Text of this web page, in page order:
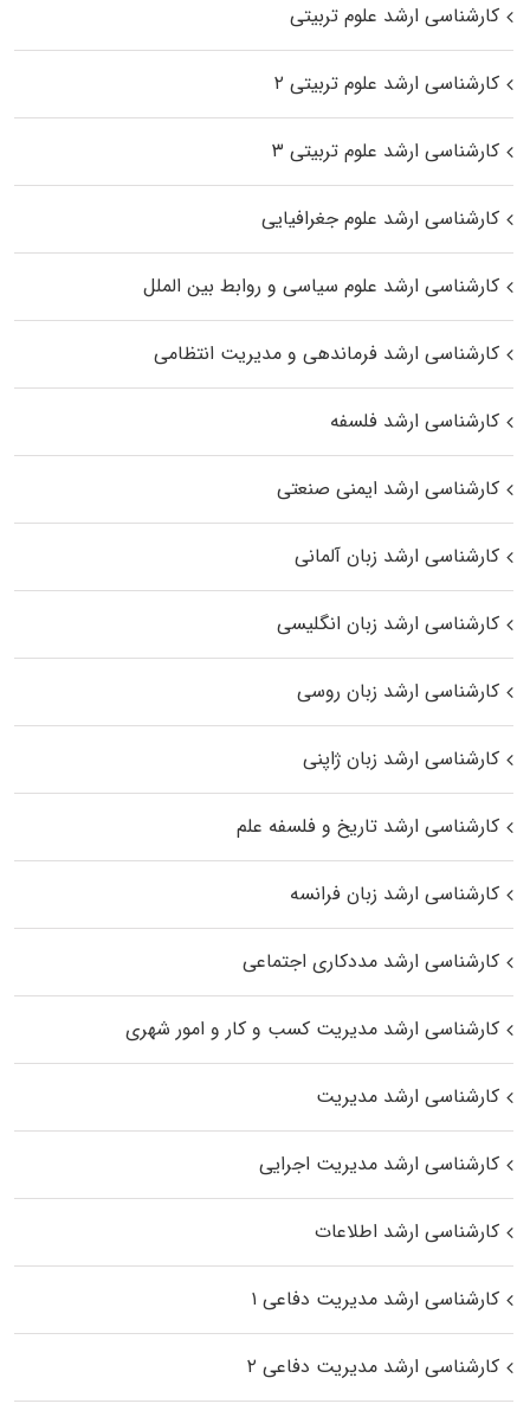
کارشناسی ارشد علوم تربیتی
کارشناسی ارشد علوم تربیتی ۲
کارشناسی ارشد علوم تربیتی ۳
کارشناسی ارشد علوم جغرافیایی
کارشناسی ارشد علوم سیاسی و روابط بین الملل
کارشناسی ارشد فرماندهی و مدیریت انتظامی
کارشناسی ارشد فلسفه
کارشناسی ارشد ایمنی صنعتی
کارشناسی ارشد زبان آلمانی
کارشناسی ارشد زبان انگلیسی
کارشناسی ارشد زبان روسی
کارشناسی ارشد زبان ژاپنی
کارشناسی ارشد تاریخ و فلسفه علم
کارشناسی ارشد زبان فرانسه
کارشناسی ارشد مددکاری اجتماعی
کارشناسی ارشد مدیریت کسب و کار و امور شهری
کارشناسی ارشد مدیریت
کارشناسی ارشد مدیریت اجرایی
کارشناسی ارشد اطلاعات
کارشناسی ارشد مدیریت دفاعی ۱
کارشناسی ارشد مدیریت دفاعی ۲